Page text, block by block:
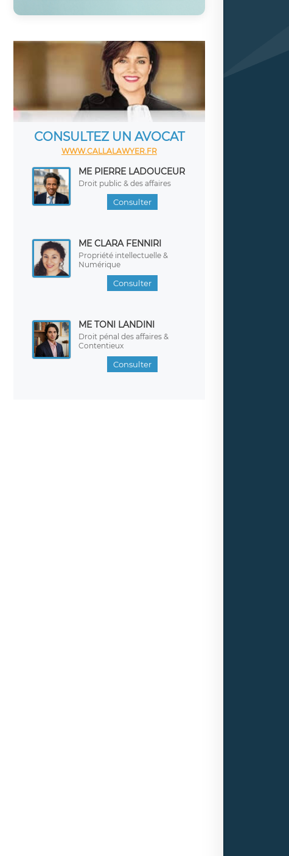
CONSULTEZ UN AVOCAT
WWW.CALLALAWYER.FR
ME PIERRE LADOUCEUR
Droit public & des affaires
Consulter
ME CLARA FENNIRI
Propriété intellectuelle &
Numérique
Consulter
ME TONI LANDINI
Droit pénal des affaires &
Contentieux
Consulter